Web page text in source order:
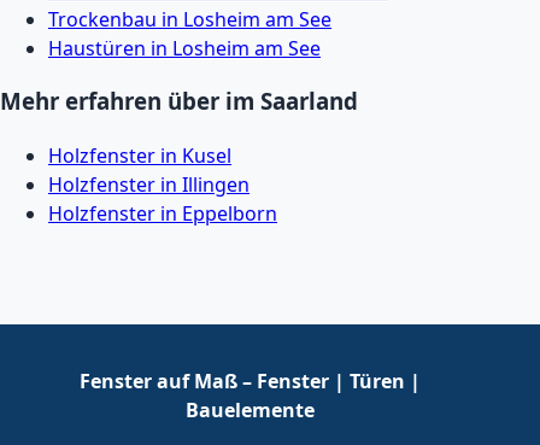
Trockenbau in Losheim am See
Haustüren in Losheim am See
Mehr erfahren über im Saarland
Holzfenster in Kusel
Holzfenster in Illingen
Holzfenster in Eppelborn
Fenster auf Maß – Fenster | Türen |
Bauelemente